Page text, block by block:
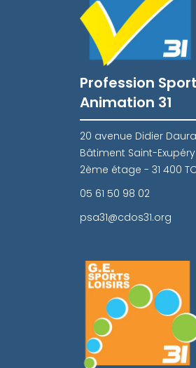
Profession Sport
Animation 31
20 avenue Didier
Bâtiment Saint-
2ème étage - 31 400
05 61 50 98 02
psa31@cdos31.org